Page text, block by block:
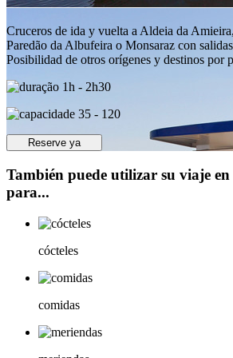
Cruceros de ida y vuelta a Aldeia da
Paredão da Albufeira o Monsaraz con
Posibilidad de otros orígenes y destinos por
1h - 2h30
35 - 120
Reserve ya
También puede utilizar su viaje
para...
cócteles
comidas